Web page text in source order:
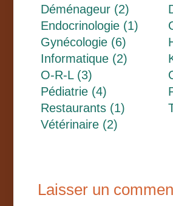
Déménageur (2)
Endocrinologie (1)
Gynécologie (6)
Informatique (2)
O-R-L (3)
Pédiatrie (4)
Restaurants (1)
Vétérinaire (2)
Laisser un